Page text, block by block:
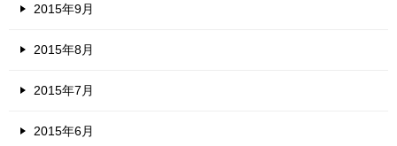
2015年9月
2015年8月
2015年7月
2015年6月